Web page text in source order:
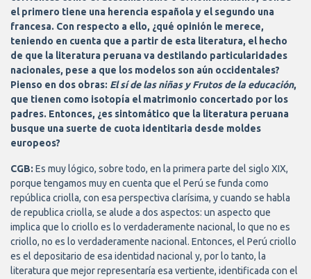
el primero tiene una herencia española y el segundo una
francesa. Con respecto a ello, ¿qué opinión le merece,
teniendo en cuenta que a partir de esta literatura, el hecho
de que la literatura peruana va destilando particularidades
nacionales, pese a que los modelos son aún occidentales?
Pienso en dos obras: El sí de las niñas y Frutos de la educación,
que tienen como isotopía el matrimonio concertado por los
padres. Entonces, ¿es sintomático que la literatura peruana
busque una suerte de cuota identitaria desde moldes
europeos?
CGB: Es muy lógico, sobre todo, en la primera parte del siglo XIX,
porque tengamos muy en cuenta que el Perú se funda como
república criolla, con esa perspectiva clarísima, y cuando se habla
de republica criolla, se alude a dos aspectos: un aspecto que
implica que lo criollo es lo verdaderamente nacional, lo que no es
criollo, no es lo verdaderamente nacional. Entonces, el Perú criollo
es el depositario de esa identidad nacional y, por lo tanto, la
literatura que mejor representaría esa vertiente, identificada con el